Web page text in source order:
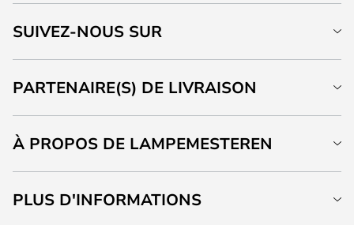
SUIVEZ-NOUS SUR
PARTENAIRE(S) DE LIVRAISON
À PROPOS DE LAMPEMESTEREN
PLUS D'INFORMATIONS